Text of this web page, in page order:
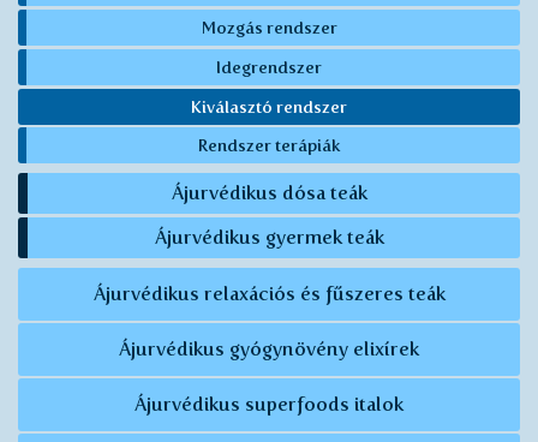
Mozgás rendszer
Idegrendszer
Kiválasztó rendszer
Rendszer terápiák
Ájurvédikus dósa teák
Ájurvédikus gyermek teák
Ájurvédikus relaxációs és fűszeres teák
Ájurvédikus gyógynövény elixírek
Ájurvédikus superfoods italok